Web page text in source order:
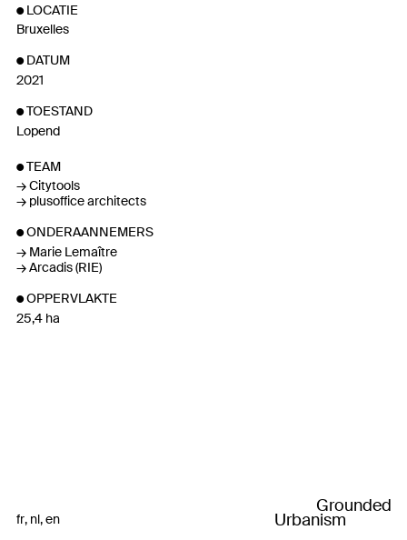
LOCATIE
Bruxelles
DATUM
2021
TOESTAND
Lopend
TEAM
Citytools
plusoffice architects
ONDERAANNEMERS
Marie Lemaître
Arcadis (RIE)
OPPERVLAKTE
25,4 ha
fr nl en
Grounded
Urbanism